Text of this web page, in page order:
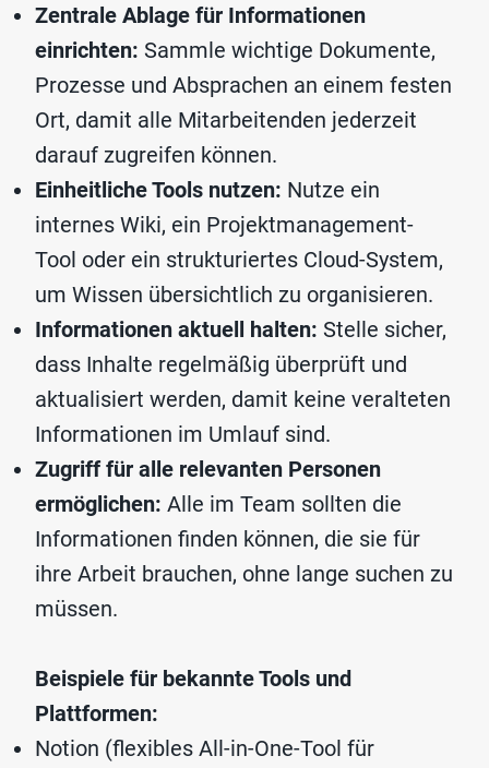
Zentrale Ablage für Informationen
einrichten: Sammle wichtige Dokumente,
Prozesse und Absprachen an einem festen
Ort, damit alle Mitarbeitenden jederzeit
darauf zugreifen können.
Einheitliche Tools nutzen: Nutze ein
internes Wiki, ein Projektmanagement-
Tool oder ein strukturiertes Cloud-System,
um Wissen übersichtlich zu organisieren.
Informationen aktuell halten: Stelle sicher,
dass Inhalte regelmäßig überprüft und
aktualisiert werden, damit keine veralteten
Informationen im Umlauf sind.
Zugriff für alle relevanten Personen
ermöglichen: Alle im Team sollten die
Informationen finden können, die sie für
ihre Arbeit brauchen, ohne lange suchen zu
müssen.
Beispiele für bekannte Tools und
Plattformen:
Notion (flexibles All-in-One-Tool für